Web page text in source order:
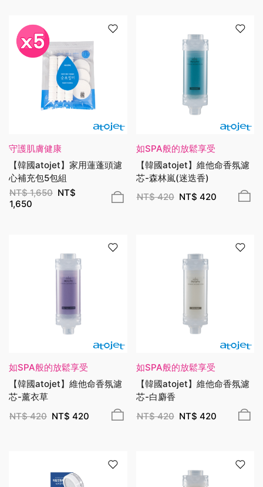
守護肌膚健康
【韓國atojet】家用蓮蓬頭濾
心補充包5包組
NT$1,650 NT$
1,650
如SPA般的放鬆享受
【韓國atojet】維他命香氛濾
芯-森林嵐(迷迭香)
NT$420 NT$ 420
如SPA般的放鬆享受
【韓國atojet】維他命香氛濾
芯-薰衣草
NT$420 NT$ 420
如SPA般的放鬆享受
【韓國atojet】維他命香氛濾
芯-白麝香
NT$420 NT$ 420